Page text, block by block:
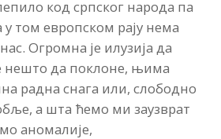
код српског народа па
у том европском рају нема
Огромна је илузија да
нешто да поклоне, њима
радна снага или, слободно
а шта ћемо ми заузврат
аномалије,